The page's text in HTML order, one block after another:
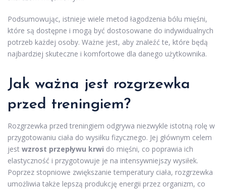
Podsumowując, istnieje wiele metod łagodzenia bólu mięśni,
które są dostępne i mogą być dostosowane do indywidualnych
potrzeb każdej osoby. Ważne jest, aby znaleźć te, które będą
najbardziej skuteczne i komfortowe dla danego użytkownika.
Jak ważna jest rozgrzewka
przed treningiem?
Rozgrzewka przed treningiem odgrywa niezwykle istotną rolę w
przygotowaniu ciała do wysiłku fizycznego. Jej głównym celem
jest wzrost przepływu krwi do mięśni, co poprawia ich
elastyczność i przygotowuje je na intensywniejszy wysiłek.
Poprzez stopniowe zwiększanie temperatury ciała, rozgrzewka
umożliwia także lepszą produkcję energii przez organizm, co